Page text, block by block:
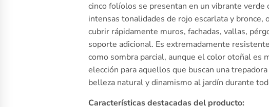
cinco folíolos se presentan en un vibrante
intensas tonalidades de rojo escarlata y
cubrir rápidamente muros, fachadas, vallas,
soporte adicional. Es extremadamente
como sombra parcial, aunque el color otoñal es
elección para aquellos que buscan una
belleza natural y dinamismo al jardín durante
Características destacadas del producto: